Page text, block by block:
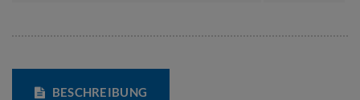
BESCHREIBUNG